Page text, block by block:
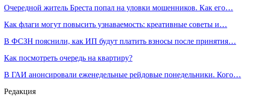
Очередной житель Бреста попал на уловки мошенников. Как его…
Как флаги могут повысить узнаваемость: креативные советы и…
В ФСЗН пояснили, как ИП будут платить взносы после принятия…
Как посмотреть очередь на квартиру?
В ГАИ анонсировали еженедельные рейдовые понедельники. Кого…
Редакция